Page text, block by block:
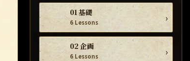
01 基礎
6 Lessons ›
02 企画
6 Lessons ›